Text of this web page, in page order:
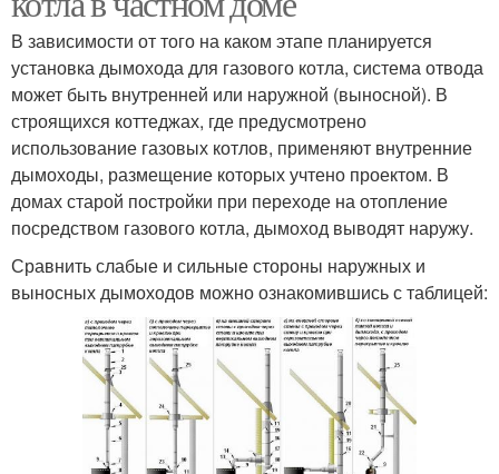
В зависимости от того на каком этапе планируется
установка дымохода для газового котла, система отвода
может быть внутренней или наружной (выносной). В
строящихся коттеджах, где предусмотрено
использование газовых котлов, применяют внутренние
дымоходы, размещение которых учтено проектом. В
домах старой постройки при переходе на отопление
посредством газового котла, дымоход выводят наружу.
Сравнить слабые и сильные стороны наружных и
выносных дымоходов можно ознакомившись с таблицей: